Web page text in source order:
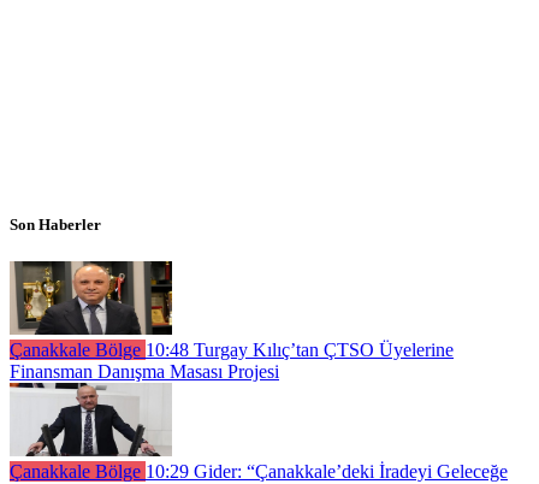
Son Haberler
Çanakkale Bölge 10:48 Turgay Kılıç’tan ÇTSO Üyelerine
Finansman Danışma Masası Projesi
Çanakkale Bölge 10:29 Gider: “Çanakkale’deki İradeyi Geleceğe